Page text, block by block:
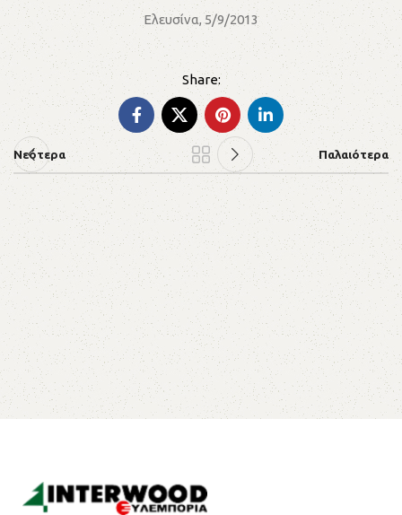
Ελευσίνα, 5/9/2013
Νεότερα Παλαιότερα